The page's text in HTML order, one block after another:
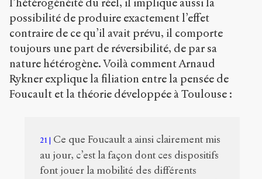
possibilité de produire exactement l’effet
contraire de ce qu’il avait prévu, il comporte
toujours une part de réversibilité, de par sa
nature hétérogène. Voilà comment Arnaud
Rykner explique la filiation entre la pensée de
Foucault et la théorie développée à Toulouse :
21
Ce que Foucault a ainsi clairement mis
au jour, c’est la façon dont ces dispositifs
font jouer la mobilité des différents